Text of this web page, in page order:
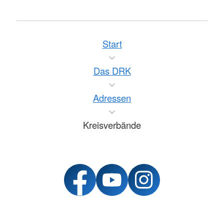
Start
Das DRK
Adressen
Kreisverbände